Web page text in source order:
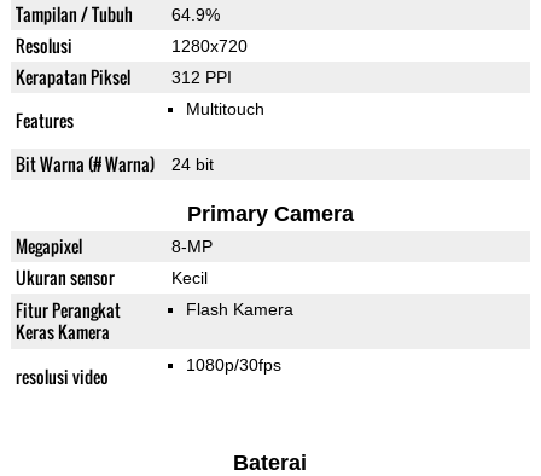
Tampilan / Tubuh 64.9%
Resolusi 1280x720
Kerapatan Piksel 312 PPI
Features Multitouch
Bit Warna (# Warna) 24 bit
Primary Camera
Megapixel 8-MP
Ukuran sensor Kecil
Fitur Perangkat
Keras Kamera
Flash Kamera
resolusi video 1080p/30fps
Baterai